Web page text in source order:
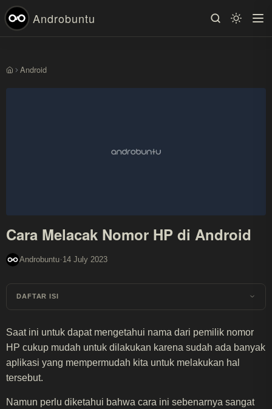
Androbuntu
BerandaAndroid
Cara Melacak Nomor HP di Android
Androbuntu·14 July 2023
DAFTAR ISI
Saat ini untuk dapat mengetahui nama dari pemilik nomor
HP cukup mudah untuk dilakukan karena sudah ada banyak
aplikasi yang mempermudah kita untuk melakukan hal
tersebut.
Namun perlu diketahui bahwa cara ini sebenarnya sangat